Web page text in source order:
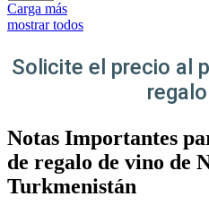
Carga más
mostrar todos
Solicite el precio al
Notas Importantes
de regalo de vino de
Turkmenistán